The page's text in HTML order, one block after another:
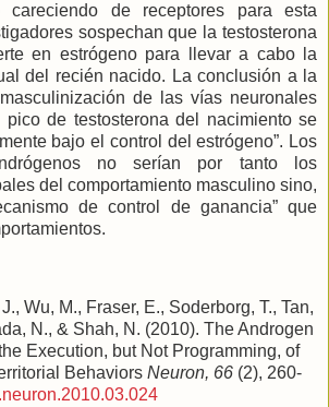
careciendo de receptores para esta
sospechan que la testosterona
en estrógeno para llevar a cabo la
del recién nacido. La conclusión a la
de las vías neuronales
pico de testosterona del nacimiento se
bajo el control del estrógeno”. Los
no serían por tanto los
del comportamiento masculino sino,
de control de ganancia” que
Wu, M., Fraser, E., Soderborg, T., Tan,
N., & Shah, N. (2010). The Androgen
Execution, but Not Programming, of
Behaviors Neuron, 66 (2), 260-